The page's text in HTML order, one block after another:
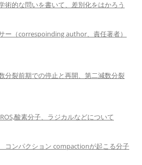
術的な問いを書いて、差別化をはかろう
ー（correspoinding author、責任著者）
裂前期での停止と再開、第二減数分裂
酸素分子、ラジカルなどについて
ンパクション compactionが起こる分子